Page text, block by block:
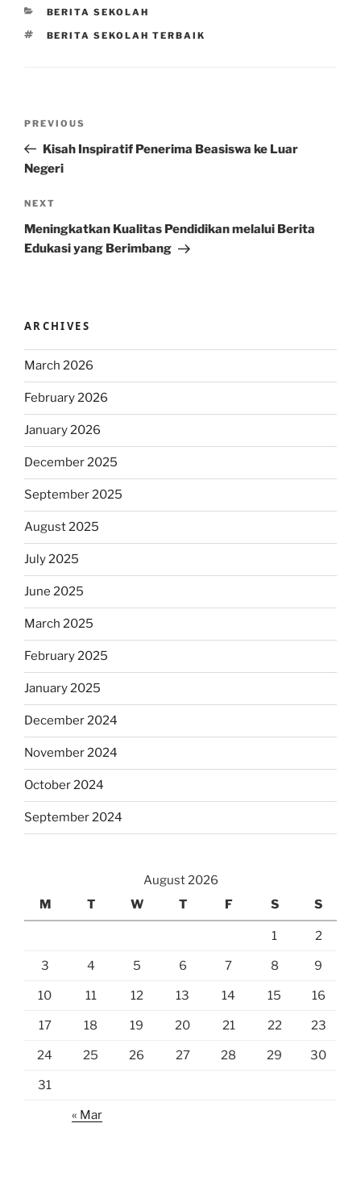
CATEGORIES
BERITA SEKOLAH
TAGS
BERITA SEKOLAH TERBAIK
Previous
Post
PREVIOUS
Kisah Inspiratif Penerima Beasiswa ke Luar
Negeri
Next
Post
NEXT
Meningkatkan Kualitas Pendidikan melalui Berita
Edukasi yang Berimbang
ARCHIVES
March 2026
February 2026
January 2026
December 2025
September 2025
August 2025
July 2025
June 2025
March 2025
February 2025
January 2025
December 2024
November 2024
October 2024
September 2024
August 2026
M
T W T F S S
1 2
3 4 5 6 7 8 9
10 11 12 13 14 15 16
17 18 19 20 21 22 23
24 25 26 27 28 29 30
31
« Mar